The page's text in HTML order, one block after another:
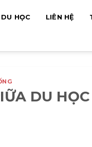
DU HỌC LIÊN HỆ
DU